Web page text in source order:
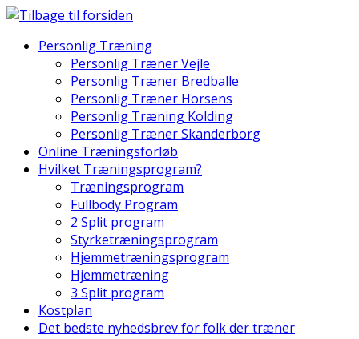
Skip
contentPersonlig Træning
Personlig Træner Vejle
Personlig Træner Bredballe
Personlig Træner Horsens
Personlig Træning Kolding
Personlig Træner Skanderborg
Online Træningsforløb
Hvilket Træningsprogram?
Træningsprogram
Fullbody Program
2 Split program
Styrketræningsprogram
Hjemmetræningsprogram
Hjemmetræning
3 Split program
Kostplan
Det bedste nyhedsbrev for folk der træner